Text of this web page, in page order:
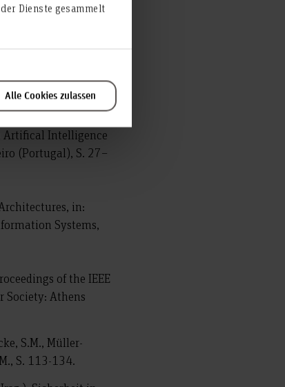
Dienste gesammelt
Alle Cookies zulassen
edition, Berlin
Traffic Problem
Artifical Intelligence
(Portugal), S. 27–
in:
Systems,
of the IEEE
Society: Athens
S.M., Müller-
S. 113-134.